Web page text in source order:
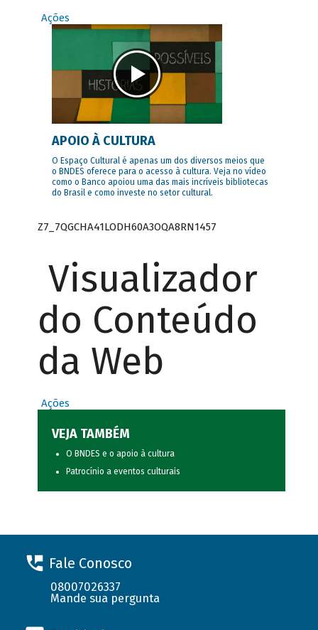
Ações
APOIO À CULTURA
O Espaço Cultural é apenas um dos diversos meios que
o BNDES oferece para o acesso à cultura. Veja no vídeo
como o Banco apoiou uma das mais incríveis bibliotecas
do Brasil e como investe no setor cultural.
Z7_7QGCHA41LODH60A3OQA8RN1457
Visualizador
do Conteúdo
da Web
Ações
VEJA TAMBÉM
O BNDES e o apoio à cultura
Patrocínio a eventos culturais
Fale Conosco
08007026337
Mande sua pergunta